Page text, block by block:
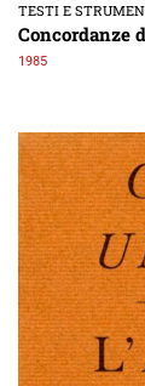
TESTI E
Concordanze
1985